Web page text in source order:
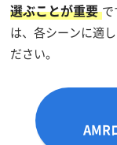
選ぶことが重要
は、各シーンに適
ださい。
AMR